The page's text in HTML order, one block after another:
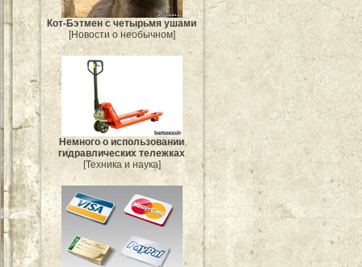
Кот-Бэтмен с четырьмя ушами
[Новости о необычном]
Немного о использовании
гидравлических тележках
[Техника и наука]